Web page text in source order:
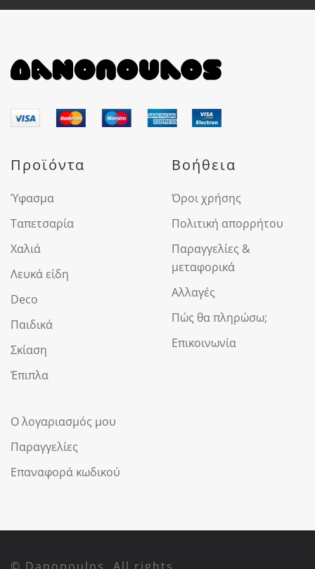
Προϊόντα
Ύφασμα
Ταπετσαρία
Χαλιά
Λευκά είδη
Deco
Παιδικά
Σκίαση
Έπιπλα
Βοήθεια
Όροι χρήσης
Πολιτική απορρήτου
Παραγγελίες &
μεταφορικά
Αλλαγές
Πώς θα πληρώσω;
Επικοινωνία
Ο λογαριασμός μου
Παραγγελίες
Επαναφορά κωδικού